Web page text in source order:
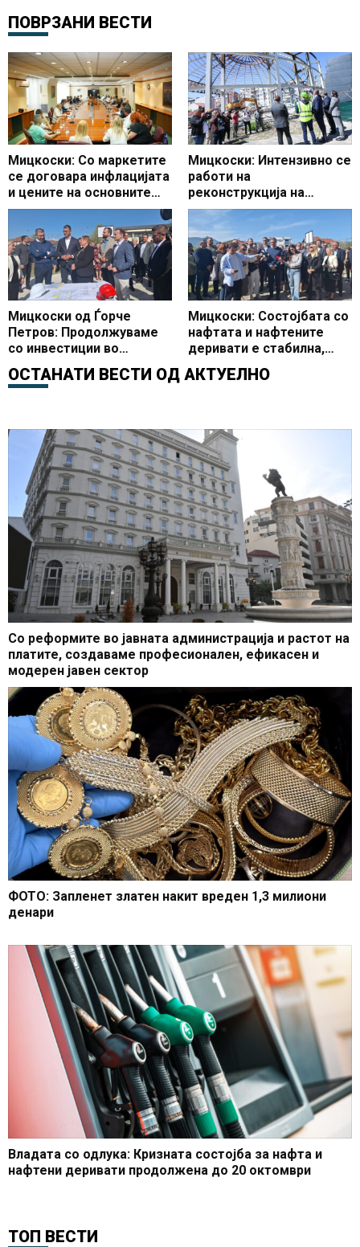
ПОВРЗАНИ ВЕСТИ
Мицкоски: Со маркетите
се договара инфлацијата
и цените на основните
производи да останат
под 3 проценти
Мицкоски: Интензивно се
работи на
реконструкција на
Универзалната сала,
очекувам да заврши во
предвидениот рок
Мицкоски од Ѓорче
Петров: Продолжуваме
со инвестиции во
образованието, започна
доградбата на
Мицкоски: Состојбата со
нафтата и нафтените
деривати е стабилна,
Македонија со најевтини
горива во регионот
ОСТАНАТИ ВЕСТИ ОД АКТУЕЛНО
Со реформите во јавната администрација и растот на
платите, создаваме професионален, ефикасен и
модерен јавен сектор
ФОТО: Запленет златен накит вреден 1,3 милиони
денари
Владата со одлука: Кризната состојба за нафта и
нафтени деривати продолжена до 20 октомври
ТОП ВЕСТИ